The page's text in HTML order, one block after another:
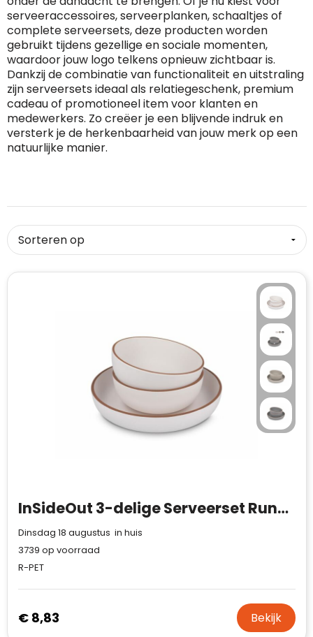
Home & Living
Keuken & Horeca
Reizen & Onderweg
Vakantie, Recreatie & Spellen
Dag van de Vrijwilliger
Dag van de Zorgkundige
Kerstmis
Pasen
Sinterklaas
Zomer
RFX™
Sportlife®
Stanley®
Swiss Peak
Tenson
Philips
GolfOriginals
James Harvest
Moleskine
MyKit
Ocean Bottle
Custom medaille
Custom deken
Custom pet, muts & hoed
Custom speelkaarten
Custom tas
Custom telefoonaccessoires
Zorg
serveeraccessoires, serveerplanken, schaaltjes of
complete serveersets, deze producten worden
gebruikt tijdens gezellige en sociale momenten,
waardoor jouw logo telkens opnieuw zichtbaar is.
Dankzij de combinatie van functionaliteit en uitstraling
zijn serveersets ideaal als relatiegeschenk, premium
cadeau of promotioneel item voor klanten en
medewerkers. Zo creëer je een blijvende indruk en
versterk je de herkenbaarheid van jouw merk op een
natuurlijke manier.
InSideOut 3-delige Serveerset Runa, gemaakt van rPET
Dinsdag 18 augustus in huis
3739 op voorraad
R-PET
€ 8,83 Bekijk